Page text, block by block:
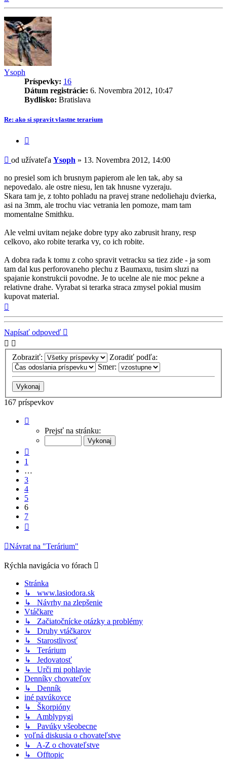
Ysoph
Príspevky: 16
Dátum registrácie: 6. Novembra 2012, 10:47
Bydlisko: Bratislava
Re: ako si spravit vlastne terarium
Príspevok
od užívateľa Ysoph » 13. Novembra 2012, 14:00
no presiel som ich brusnym papierom ale len tak, aby sa
nepovedalo. ale ostre niesu, len tak hnusne vyzeraju.
Skara tam je, z tohto pohladu na pravej strane nedoliehaju dvierka,
asi na 3mm, ale trochu viac vetrania len pomoze, mam tam
momentalne Smithku.
Ale velmi uvitam nejake dobre typy ako zabrusit hrany, resp
celkovo, ako robite terarka vy, co ich robite.
A dobra rada k tomu z coho spravit vetracku sa tiez zide - ja som
tam dal kus perforovaneho plechu z Baumaxu, tusim sluzi na
spajanie konstrukcii povodne. Je to ucelne ale nie moc pekne a
relativne drahe. Vyrabat si terarka straca zmysel pokial musim
kupovat material.
Napísať odpoveď
Zobraziť:
Zoradiť podľa:
Smer:
167 príspevkov
Prejsť na stránku:
1
…
3
4
5
6
7
Návrat na "Terárium"
Rýchla navigácia vo fórach
Stránka
↳ www.lasiodora.sk
↳ Návrhy na zlepšenie
Vtáčkare
↳ Začiatočnícke otázky a problémy
↳ Druhy vtáčkarov
↳ Starostlivosť
↳ Terárium
↳ Jedovatosť
↳ Urči mi pohlavie
Denníky chovateľov
↳ Denník
iné pavúkovce
↳ Škorpióny
↳ Amblypygi
↳ Pavúky všeobecne
voľná diskusia o chovateľstve
↳ A-Z o chovateľstve
↳ Offtopic